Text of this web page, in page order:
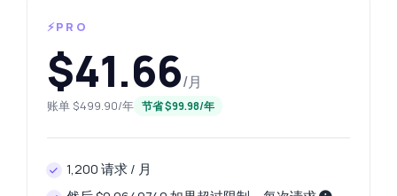
⚡PRO
$41.66/月
账单 $499.90/年 节省 $99.98/年
1,200 请求 / 月